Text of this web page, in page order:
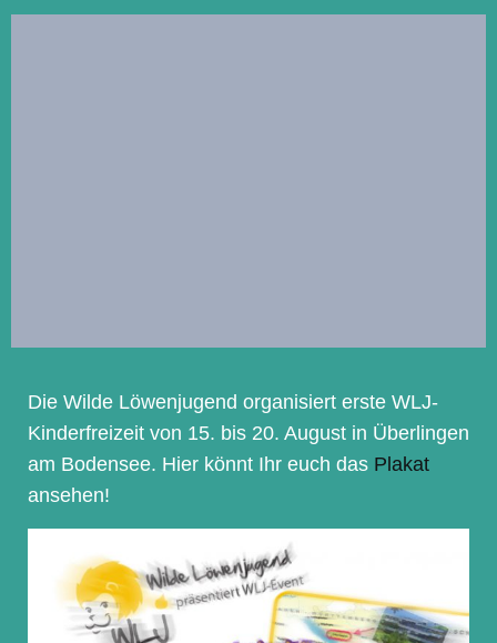
Die Wilde Löwenjugend organisiert erste WLJ-
Kinderfreizeit von 15. bis 20. August in Überlingen
am Bodensee. Hier könnt Ihr euch das Plakat
ansehen!